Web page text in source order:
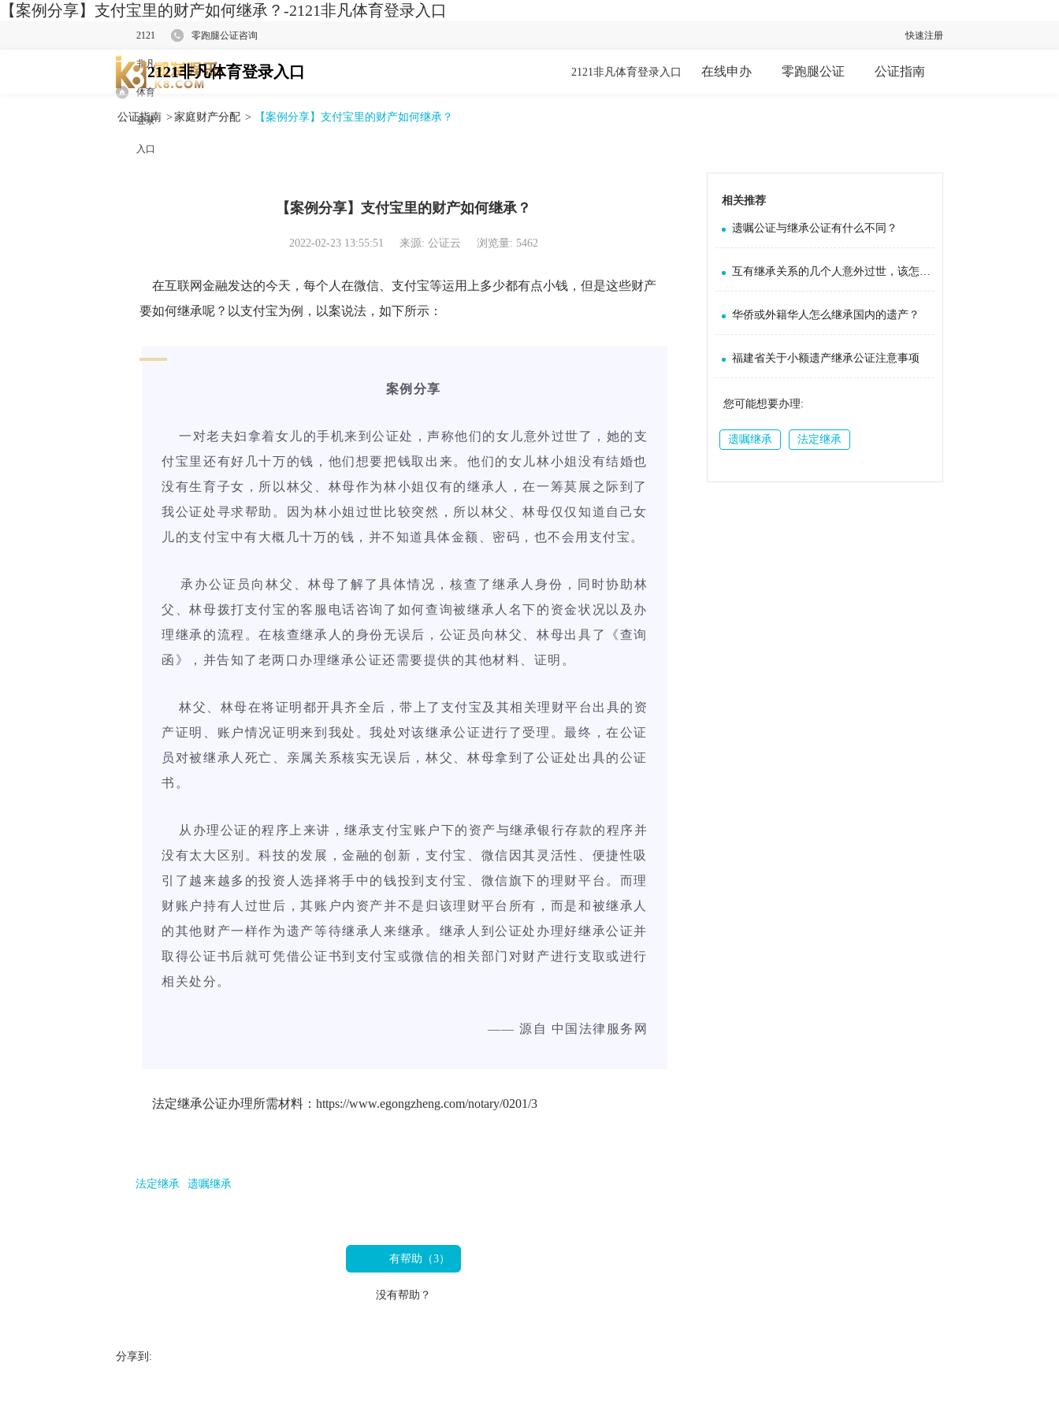
【案例分享】支付宝里的财产如何继承？-2121非凡体育登录入口
2121
非凡
体育
登录
入口
零跑腿公证咨询 快速注册
2121非凡体育登录入口 2121非凡体育登录入口 在线申办 零跑腿公证 公证指南
公证指南 > 家庭财产分配 > 【案例分享】支付宝里的财产如何继承？
【案例分享】支付宝里的财产如何继承？
2022-02-23 13:55:51 来源: 公证云 浏览量: 5462
在互联网金融发达的今天，每个人在微信、支付宝等运用上多少都有点小钱，但是这些财产
要如何继承呢？以支付宝为例，以案说法，如下所示：
案例分享
一对老夫妇拿着女儿的手机来到公证处，声称他们的女儿意外过世了，她的支
付宝里还有好几十万的钱，他们想要把钱取出来。他们的女儿林小姐没有结婚也
没有生育子女，所以林父、林母作为林小姐仅有的继承人，在一筹莫展之际到了
我公证处寻求帮助。因为林小姐过世比较突然，所以林父、林母仅仅知道自己女
儿的支付宝中有大概几十万的钱，并不知道具体金额、密码，也不会用支付宝。
承办公证员向林父、林母了解了具体情况，核查了继承人身份，同时协助林
父、林母拨打支付宝的客服电话咨询了如何查询被继承人名下的资金状况以及办
理继承的流程。在核查继承人的身份无误后，公证员向林父、林母出具了《查询
函》，并告知了老两口办理继承公证还需要提供的其他材料、证明。
林父、林母在将证明都开具齐全后，带上了支付宝及其相关理财平台出具的资
产证明、账户情况证明来到我处。我处对该继承公证进行了受理。最终，在公证
员对被继承人死亡、亲属关系核实无误后，林父、林母拿到了公证处出具的公证
书。
从办理公证的程序上来讲，继承支付宝账户下的资产与继承银行存款的程序并
没有太大区别。科技的发展，金融的创新，支付宝、微信因其灵活性、便捷性吸
引了越来越多的投资人选择将手中的钱投到支付宝、微信旗下的理财平台。而理
财账户持有人过世后，其账户内资产并不是归该理财平台所有，而是和被继承人
的其他财产一样作为遗产等待继承人来继承。继承人到公证处办理好继承公证并
取得公证书后就可凭借公证书到支付宝或微信的相关部门对财产进行支取或进行
相关处分。
—— 源自 中国法律服务网
法定继承公证办理所需材料：https://www.egongzheng.com/notary/0201/3
法定继承 遗嘱继承
相关推荐
遗嘱公证与继承公证有什么不同？
互有继承关系的几个人意外过世，该怎么继承？
华侨或外籍华人怎么继承国内的遗产？
福建省关于小额遗产继承公证注意事项
您可能想要办理:
遗嘱继承 法定继承
有帮助（3）
没有帮助？
分享到: